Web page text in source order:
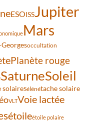
ESOISSJupiter
Mars
occultation
Planète rouge
SaturneSoleil
solaireSélénétache solaire
VLTVoie lactée
étoileétoile polaire